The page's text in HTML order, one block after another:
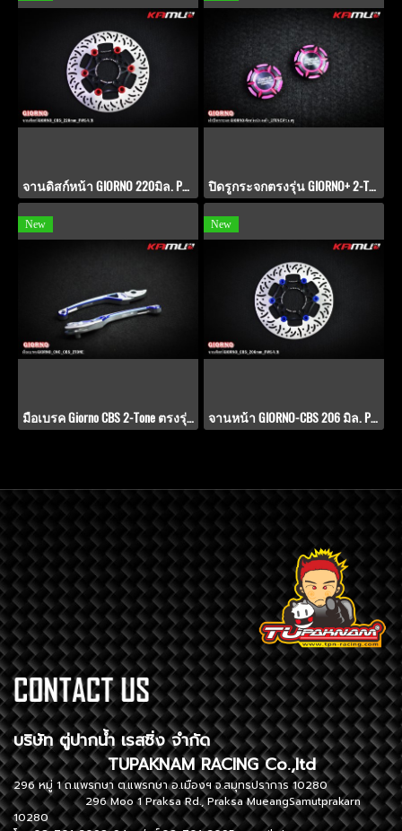
จานดิสก์หน้า GIORNO 220มิล. PWS-V.9 ปิดรูกระจกตรงรุ่น GIORNO+ 2-Toneสีชมพู
New
มือเบรค Giorno CBS 2-Tone ตรงรุ่น GIORNO-CBS
New
จานหน้า GIORNO-CBS 206 มิล. Power-SLOT V.9
บริษัท ตู่ปากน้ำ เรสซิ่ง จำกัด
TUPAKNAM RACING Co.,ltd
296 หมู่ 1 ถ.แพรกษา ต.แพรกษา อ.เมืองฯ จ.สมุทรปราการ 10280
296 Moo 1 Praksa Rd., Praksa MueangSamutprakarn
10280